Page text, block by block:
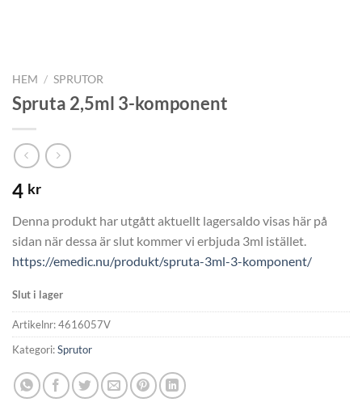
HEM / SPRUTOR
Spruta 2,5ml 3-komponent
4 kr
Denna produkt har utgått aktuellt lagersaldo visas här på
sidan när dessa är slut kommer vi erbjuda 3ml istället.
https://emedic.nu/produkt/spruta-3ml-3-komponent/
Slut i lager
Artikelnr:4616057V
Kategori:Sprutor